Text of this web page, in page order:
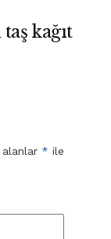
kağıt
alanlar * ile